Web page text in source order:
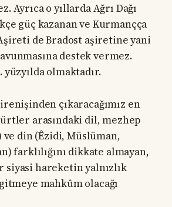
Ayrıca o yıllarda Ağrı Dağı
güç kazanan ve Kurmançça
de Bradost aşiretine yani
destek vermez.
olmaktadır.
çıkaracağımız en
arasındaki dil, mezhep
din (Êzidi, Müslüman,
farklılığını dikkate almayan,
siyasi hareketin yalnızlık
mahkûm olacağı